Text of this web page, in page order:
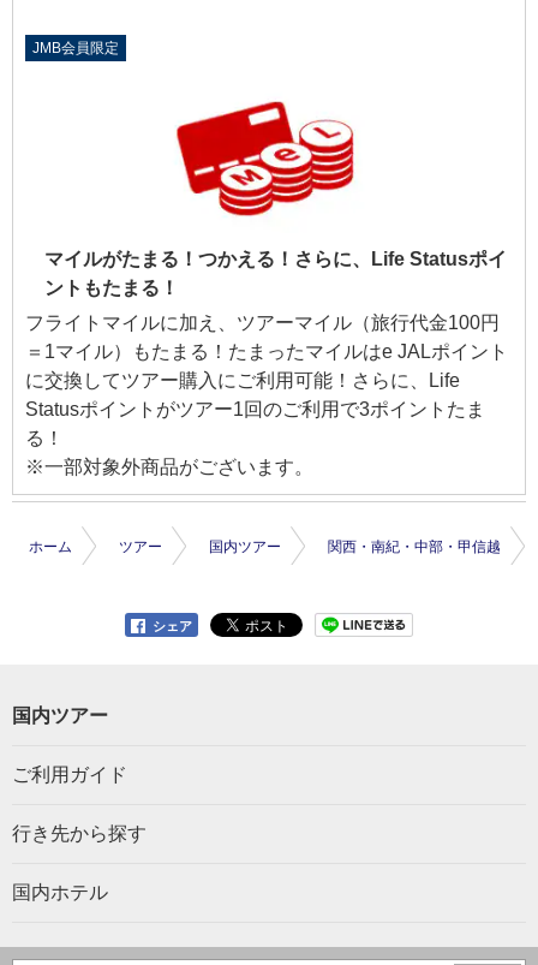
JMB会員限定
マイルがたまる！つかえる！さらに、Life Statusポイ
ントもたまる！
フライトマイルに加え、ツアーマイル（旅行代金100円
＝1マイル）もたまる！たまったマイルはe JALポイント
に交換してツアー購入にご利用可能！さらに、Life
Statusポイントがツアー1回のご利用で3ポイントたま
る！
※一部対象外商品がございます。
ホーム ツアー 国内ツアー 関西・南紀・中部・甲信越
シェア
国内ツアー
ご利用ガイド
行き先から探す
国内ホテル